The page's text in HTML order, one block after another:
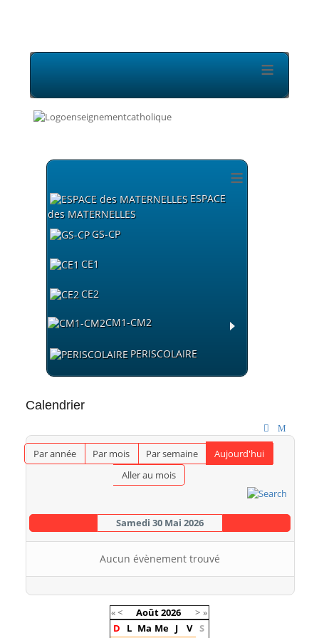
≡
≡
ESPACE
des MATERNELLES
GS-CP
CE1
CE2
CM1-CM2
PERISCOLAIRE
Calendrier
Par année Par mois Par semaine
Aujourd'hui
Aller au mois
Samedi 30 Mai 2026
Aucun évènement trouvé
«< Août2026 > »
D
L Ma Me J V S